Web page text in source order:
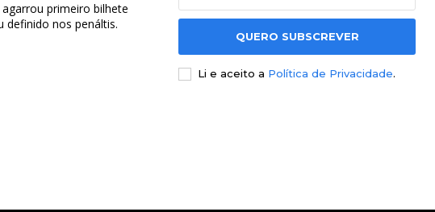
primeiro bilhete
definido nos penáltis.
QUERO SUBSCREVER
Li e aceito a Política de Privacidade.